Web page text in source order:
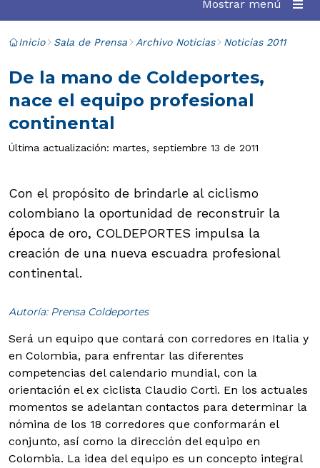
Mostrar menú
Inicio Sala de Prensa Archivo Noticias Noticias 2011
De la mano de Coldeportes,
nace el equipo profesional
continental
Última actualización: martes, septiembre 13 de 2011
Con el propósito de brindarle al ciclismo
colombiano la oportunidad de reconstruir la
época de oro, COLDEPORTES impulsa la
creación de una nueva escuadra profesional
continental.
Autoría: Prensa Coldeportes
Será un equipo que contará con corredores en Italia y
en Colombia, para enfrentar las diferentes
competencias del calendario mundial, con la
orientación el ex ciclista Claudio Corti. En los actuales
momentos se adelantan contactos para determinar la
nómina de los 18 corredores que conformarán el
conjunto, así como la dirección del equipo en
Colombia. La idea del equipo es un concepto integral